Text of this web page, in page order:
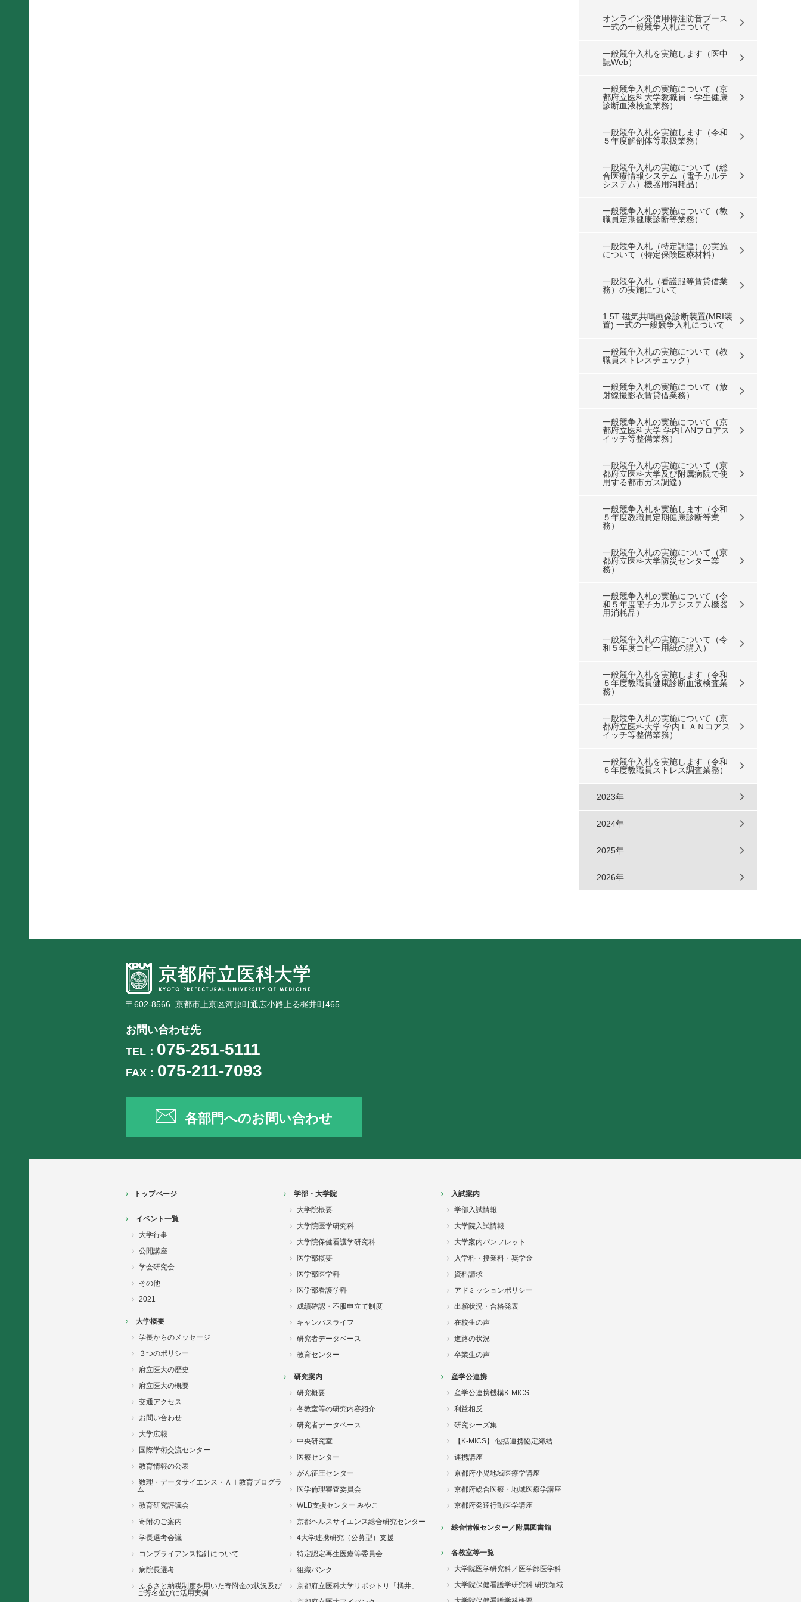
オンライン発信用特注防音ブース
一式の一般競争入札について
一般競争入札を実施します（医中
誌Web）
一般競争入札の実施について（京
都府立医科大学教職員・学生健康
診断血液検査業務）
一般競争入札を実施します（令和
５年度解剖体等取扱業務）
一般競争入札の実施について（総
合医療情報システム（電子カルテ
システム）機器用消耗品）
一般競争入札の実施について（教
職員定期健康診断等業務）
一般競争入札（特定調達）の実施
について（特定保険医療材料）
一般競争入札（看護服等賃貸借業
務）の実施について
1.5T 磁気共鳴画像診断装置(MRI装
置) 一式の一般競争入札について
一般競争入札の実施について（教
職員ストレスチェック）
一般競争入札の実施について（放
射線撮影衣賃貸借業務）
一般競争入札の実施について（京
都府立医科大学 学内LANフロアス
イッチ等整備業務）
一般競争入札の実施について（京
都府立医科大学及び附属病院で使
用する都市ガス調達）
一般競争入札を実施します（令和
５年度教職員定期健康診断等業
務）
一般競争入札の実施について（京
都府立医科大学防災センター業
務）
一般競争入札の実施について（令
和５年度電子カルテシステム機器
用消耗品）
一般競争入札の実施について（令
和５年度コピー用紙の購入）
一般競争入札を実施します（令和
５年度教職員健康診断血液検査業
務）
一般競争入札の実施について（京
都府立医科大学 学内ＬＡＮコアス
イッチ等整備業務）
一般競争入札を実施します（令和
５年度教職員ストレス調査業務）
2023年
2024年
2025年
2026年
〒602-8566. 京都市上京区河原町通広小路上る梶井町465
お問い合わせ先
TEL： 075-251-5111
FAX： 075-211-7093
各部門へのお問い合わせ
トップページ
イベント一覧
大学行事
公開講座
学会研究会
その他
2021
大学概要
学長からのメッセージ
３つのポリシー
府立医大の歴史
府立医大の概要
交通アクセス
お問い合わせ
大学広報
国際学術交流センター
教育情報の公表
数理・データサイエンス・ＡＩ教育プログラ
ム
教育研究評議会
寄附のご案内
学長選考会議
コンプライアンス指針について
病院長選考
ふるさと納税制度を用いた寄附金の状況及び
ご芳名並びに活用実例
学部・大学院
大学院概要
大学院医学研究科
大学院保健看護学研究科
医学部概要
医学部医学科
医学部看護学科
成績確認・不服申立て制度
キャンパスライフ
研究者データベース
教育センター
研究案内
研究概要
各教室等の研究内容紹介
研究者データベース
中央研究室
医療センター
がん征圧センター
医学倫理審査委員会
WLB支援センター みやこ
京都ヘルスサイエンス総合研究センター
4大学連携研究（公募型）支援
特定認定再生医療等委員会
組織バンク
京都府立医科大学リポジトリ「橘井」
入試案内
学部入試情報
大学院入試情報
大学案内パンフレット
入学料・授業料・奨学金
資料請求
アドミッションポリシー
出願状況・合格発表
在校生の声
進路の状況
卒業生の声
産学公連携
産学公連携機構K-MICS
利益相反
研究シーズ集
【K-MICS】 包括連携協定締結
連携講座
京都府小児地域医療学講座
京都府総合医療・地域医療学講座
京都府発達行動医学講座
総合情報センター／附属図書館
各教室等一覧
大学院医学研究科／医学部医学科
大学院保健看護学研究科 研究領域